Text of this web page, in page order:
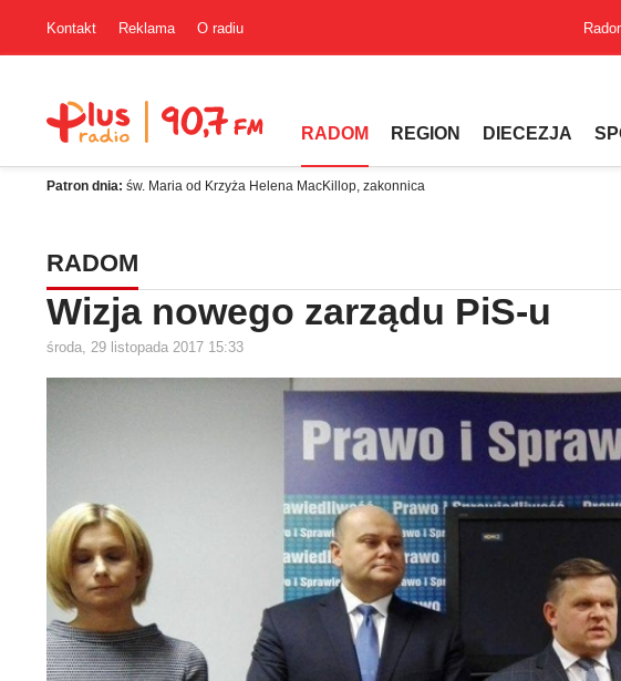
Kontakt Reklama O radiu
RADOM REGION DIECEZJA
Patron dnia: św. Maria od Krzyża Helena MacKillop, zakonnica
RADOM
Wizja nowego zarządu PiS-u
środa, 29 listopada 2017 15:33